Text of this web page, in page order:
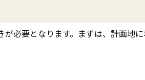
必要となります。まずは、計画地